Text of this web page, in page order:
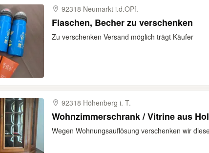
92318 Neumarkt i.d.OPf.
Flaschen, Becher zu verschenken
Zu verschenken Versand möglich trägt Käufer
92318 Höhenberg i. T.
Wohnzimmerschrank / Vitrine aus
Wegen Wohnungsauflösung verschenken wir